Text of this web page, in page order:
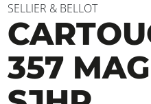
SELLIER & BELLOT
357